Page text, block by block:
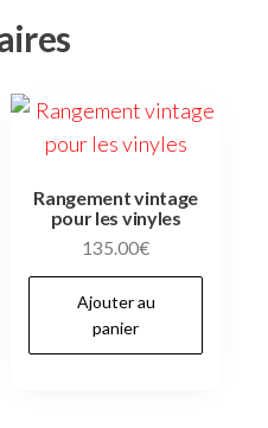
Rangement vintage
pour les vinyles
135.00€
Ajouter au
panier